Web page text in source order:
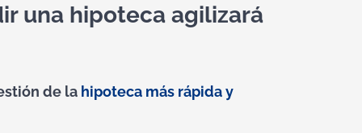
una hipoteca agilizará
de la hipoteca más rápida y